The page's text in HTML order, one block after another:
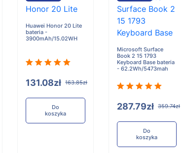
Huawei Honor 20 Lite
bateria -
3900mAh/15.02WH
131.08zł 163.85zł
Do
koszyka
Microsoft Surface
Book 2 15 1793
Keyboard Base bateria
- 62.2Wh/5473mah
287.79zł 359.74zł
Do
koszyka